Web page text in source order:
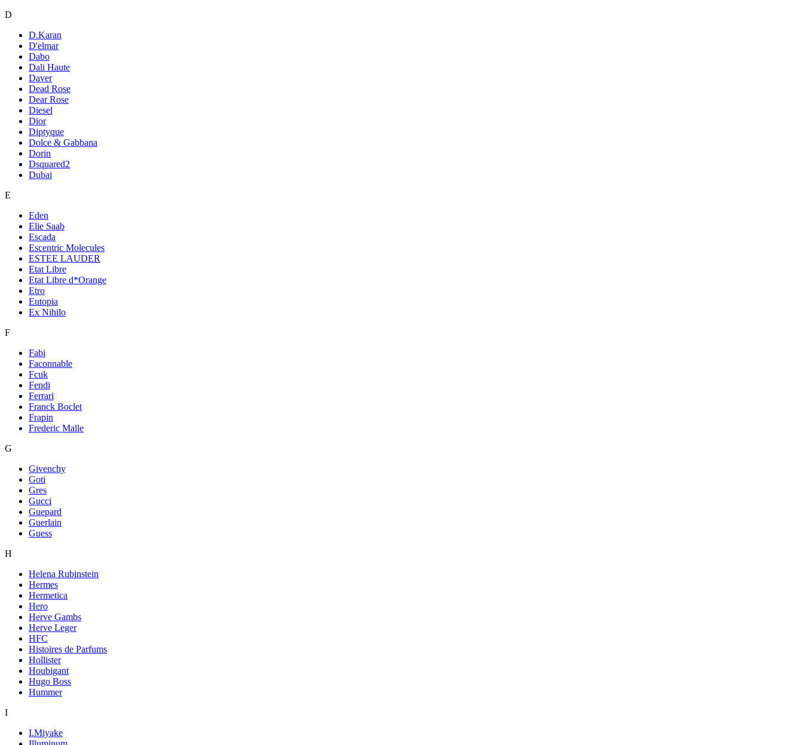
D
D.Karan
D'elmar
Dabo
Dali Haute
Daver
Dead Rose
Dear Rose
Diesel
Dior
Diptyque
Dolce & Gabbana
Dorin
Dsquared2
Dubai
E
Eden
Elie Saab
Escada
Escentric Molecules
ESTEE LAUDER
Etat Libre
Etat Libre d*Orange
Etro
Eutopia
Ex Nihilo
F
Fabi
Faconnable
Fcuk
Fendi
Ferrari
Franck Boclet
Frapin
Frederic Malle
G
Givenchy
Goti
Gres
Gucci
Guepard
Guerlain
Guess
H
Helena Rubinstein
Hermes
Hermetica
Hero
Herve Gambs
Herve Leger
HFC
Histoires de Parfums
Hollister
Houbigant
Hugo Boss
Hummer
I
I.Miyake